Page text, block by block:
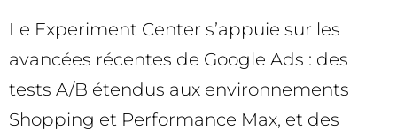
Le Experiment Center s’appuie sur les
avancées récentes de Google Ads : des
tests A/B étendus aux environnements
Shopping et Performance Max, et des